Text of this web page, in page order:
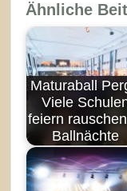
Ähnliche
Maturaball
Viele
feiern
Ballnächte